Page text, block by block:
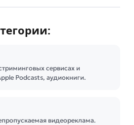
сервисах и
Podcasts, аудиокниги.
видеореклама.